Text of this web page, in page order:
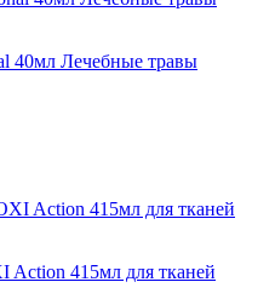
40мл Лечебные травы
415мл для тканей